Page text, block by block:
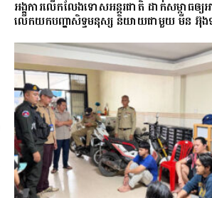
អង្គការលើកលែងទោសអន្តរជាតិ ដាក់សម្ពាធឲ្យ
លើកយកបញ្ហាសិទ្ធមនុស្ស និយាយជាមួយ មីន អ៊ុ